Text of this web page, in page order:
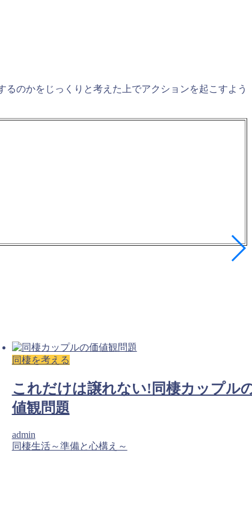
るのかをじっくりと考えた上でアクションを起こすよう
同棲を考える
これだけは譲れない!同棲カップル
値観問題
admin
同棲生活～準備と心構え～